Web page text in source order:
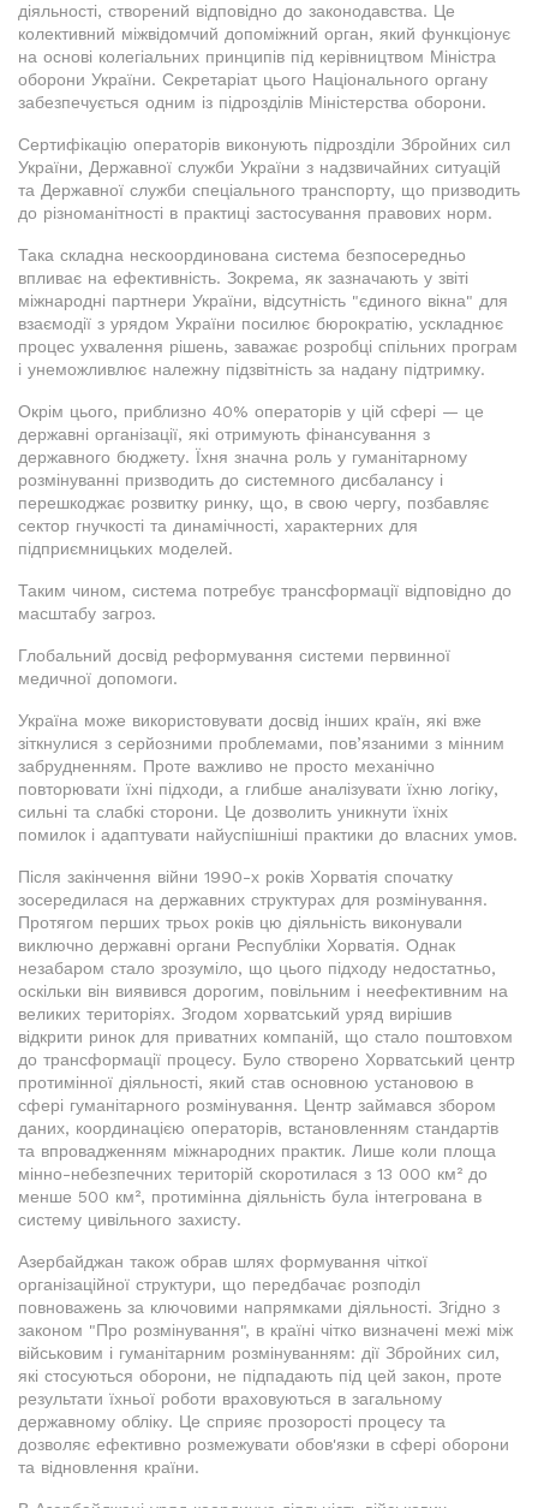
діяльності, створений відповідно до законодавства. Це
колективний міжвідомчий допоміжний орган, який функціонує
на основі колегіальних принципів під керівництвом Міністра
оборони України. Секретаріат цього Національного органу
забезпечується одним із підрозділів Міністерства оборони.
Сертифікацію операторів виконують підрозділи Збройних сил
України, Державної служби України з надзвичайних ситуацій
та Державної служби спеціального транспорту, що призводить
до різноманітності в практиці застосування правових норм.
Така складна нескоординована система безпосередньо
впливає на ефективність. Зокрема, як зазначають у звіті
міжнародні партнери України, відсутність "єдиного вікна" для
взаємодії з урядом України посилює бюрократію, ускладнює
процес ухвалення рішень, заважає розробці спільних програм
і унеможливлює належну підзвітність за надану підтримку.
Окрім цього, приблизно 40% операторів у цій сфері — це
державні організації, які отримують фінансування з
державного бюджету. Їхня значна роль у гуманітарному
розмінуванні призводить до системного дисбалансу і
перешкоджає розвитку ринку, що, в свою чергу, позбавляє
сектор гнучкості та динамічності, характерних для
підприємницьких моделей.
Таким чином, система потребує трансформації відповідно до
масштабу загроз.
Глобальний досвід реформування системи первинної
медичної допомоги.
Україна може використовувати досвід інших країн, які вже
зіткнулися з серйозними проблемами, пов’язаними з мінним
забрудненням. Проте важливо не просто механічно
повторювати їхні підходи, а глибше аналізувати їхню логіку,
сильні та слабкі сторони. Це дозволить уникнути їхніх
помилок і адаптувати найуспішніші практики до власних умов.
Після закінчення війни 1990-х років Хорватія спочатку
зосередилася на державних структурах для розмінування.
Протягом перших трьох років цю діяльність виконували
виключно державні органи Республіки Хорватія. Однак
незабаром стало зрозуміло, що цього підходу недостатньо,
оскільки він виявився дорогим, повільним і неефективним на
великих територіях. Згодом хорватський уряд вирішив
відкрити ринок для приватних компаній, що стало поштовхом
до трансформації процесу. Було створено Хорватський центр
протимінної діяльності, який став основною установою в
сфері гуманітарного розмінування. Центр займався збором
даних, координацією операторів, встановленням стандартів
та впровадженням міжнародних практик. Лише коли площа
мінно-небезпечних територій скоротилася з 13 000 км² до
менше 500 км², протимінна діяльність була інтегрована в
систему цивільного захисту.
Азербайджан також обрав шлях формування чіткої
організаційної структури, що передбачає розподіл
повноважень за ключовими напрямками діяльності. Згідно з
законом "Про розмінування", в країні чітко визначені межі між
військовим і гуманітарним розмінуванням: дії Збройних сил,
які стосуються оборони, не підпадають під цей закон, проте
результати їхньої роботи враховуються в загальному
державному обліку. Це сприяє прозорості процесу та
дозволяє ефективно розмежувати обов'язки в сфері оборони
та відновлення країни.